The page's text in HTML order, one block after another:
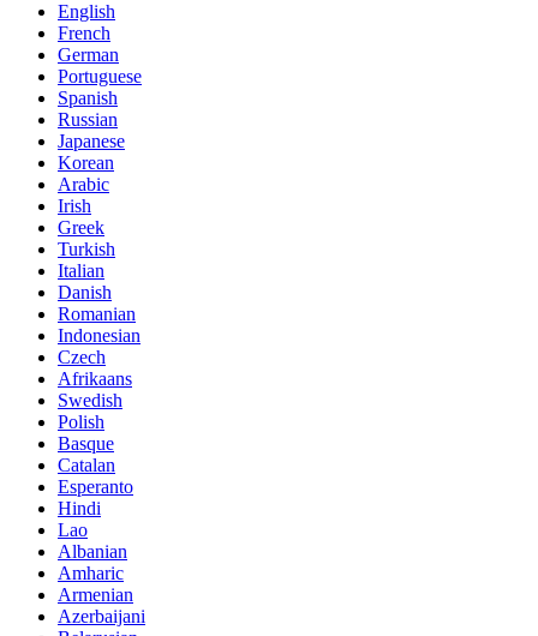
English
French
German
Portuguese
Spanish
Russian
Japanese
Korean
Arabic
Irish
Greek
Turkish
Italian
Danish
Romanian
Indonesian
Czech
Afrikaans
Swedish
Polish
Basque
Catalan
Esperanto
Hindi
Lao
Albanian
Amharic
Armenian
Azerbaijani